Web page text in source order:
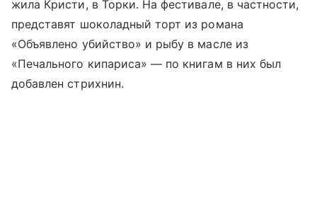
жила Кристи, в Торки. На фестивале, в частности,
представят шоколадный торт из романа
«Объявлено убийство» и рыбу в масле из
«Печального кипариса» — по книгам в них был
добавлен стрихнин.